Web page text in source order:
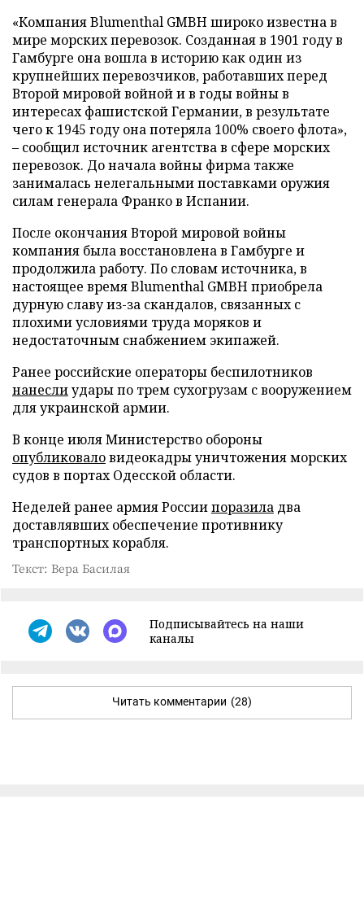
«Компания Blumenthal GMBH широко известна в
мире морских перевозок. Созданная в 1901 году в
Гамбурге она вошла в историю как один из
крупнейших перевозчиков, работавших перед
Второй мировой войной и в годы войны в
интересах фашистской Германии, в результате
чего к 1945 году она потеряла 100% своего флота»,
– сообщил источник агентства в сфере морских
перевозок. До начала войны фирма также
занималась нелегальными поставками оружия
силам генерала Франко в Испании.
После окончания Второй мировой войны
компания была восстановлена в Гамбурге и
продолжила работу. По словам источника, в
настоящее время Blumenthal GMBH приобрела
дурную славу из-за скандалов, связанных с
плохими условиями труда моряков и
недостаточным снабжением экипажей.
Ранее российские операторы беспилотников
нанеслиудары по трем сухогрузам с вооружением
для украинской армии.
В конце июля Министерство обороны
опубликоваловидеокадры уничтожения морских
судов в портах Одесской области.
Неделей ранее армия Россиипоразила два
доставлявших обеспечение противнику
транспортных корабля.
Текст: Вера Басилая
Подписывайтесь на наши
каналы
Читать комментарии (28)